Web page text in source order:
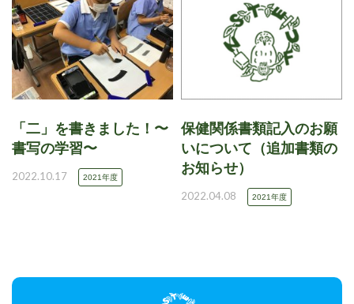
「二」を書きました！〜
書写の学習〜
2022.10.17 2021年度
保健関係書類記入のお願
いについて（追加書類の
お知らせ）
2022.04.08 2021年度